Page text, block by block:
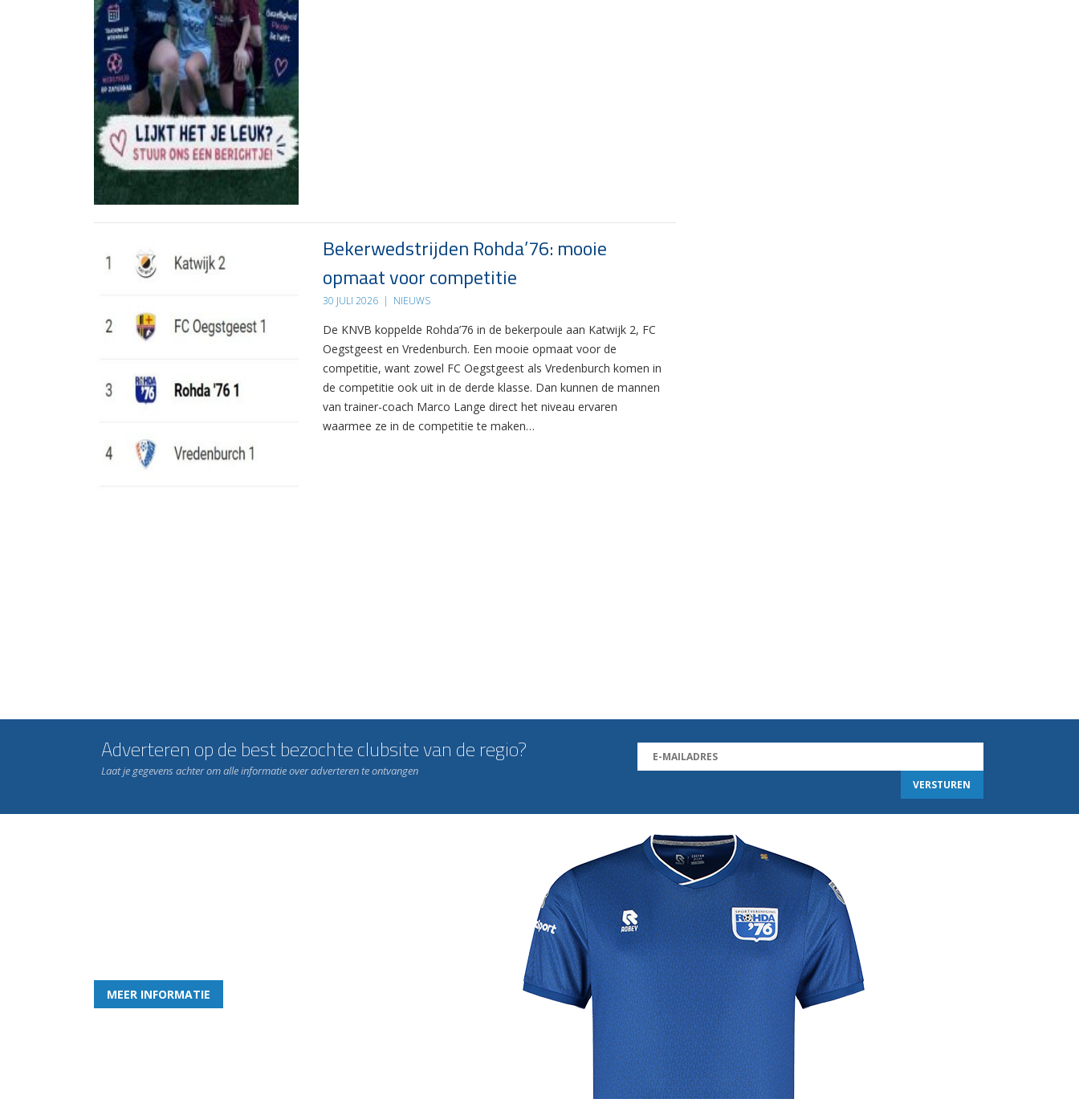
Bekerwedstrijden Rohda’76: mooie
opmaat voor competitie
30 JULI 2026 | NIEUWS
De KNVB koppelde Rohda’76 in de bekerpoule aan Katwijk 2, FC
Oegstgeest en Vredenburch. Een mooie opmaat voor de
competitie, want zowel FC Oegstgeest als Vredenburch komen in
de competitie ook uit in de derde klasse. Dan kunnen de mannen
van trainer-coach Marco Lange direct het niveau ervaren
waarmee ze in de competitie te maken…
Adverteren op de best bezochte clubsite van de regio?
Laat je gegevens achter om alle informatie over adverteren te ontvangen
MEER INFORMATIE